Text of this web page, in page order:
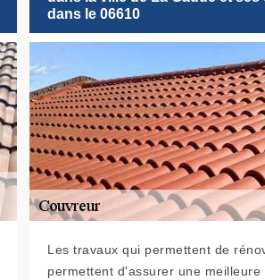
dans le 06610
Les travaux qui permettent de
permettent d'assurer une meilleure